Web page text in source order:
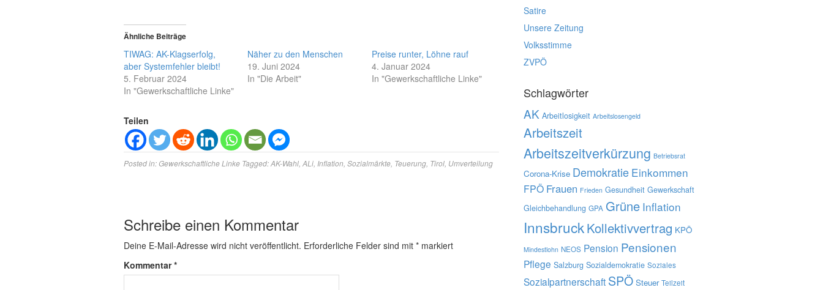
Ähnliche Beiträge
TIWAG: AK-Klagserfolg,
aber Systemfehler bleibt!
5. Februar 2024
In "Gewerkschaftliche Linke"
Näher zu den Menschen
19. Juni 2024
In "Die Arbeit"
Preise runter, Löhne rauf
4. Januar 2024
In "Gewerkschaftliche Linke"
Teilen
Posted in:Gewerkschaftliche Linke Tagged:AK-Wahl ALi Inflation Sozialmärkte Teuerung Tirol Umverteilung
Schreibe einen Kommentar
Deine E-Mail-Adresse wird nicht veröffentlicht. Erforderliche Felder sind mit * markiert
Kommentar*
Satire
Unsere Zeitung
Volksstimme
ZVPÖ
Schlagwörter
AK Arbeitlosigkeit Arbeitslosengeld
Arbeitszeit
Arbeitszeitverkürzung Betriebsrat
Corona-Krise Demokratie Einkommen
FPÖ Frauen Frieden Gesundheit Gewerkschaft
Gleichbehandlung GPA Grüne Inflation
InnsbruckKollektivvertrag KPÖ
Mindestlohn NEOS Pension Pensionen
Pflege Salzburg Sozialdemokratie Soziales
Sozialpartnerschaft SPÖ Steuer Teilzeit